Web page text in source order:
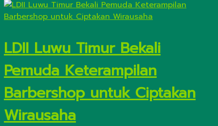
LDII Luwu Timur Bekali
Pemuda Keterampilan
Barbershop untuk Ciptakan
Wirausaha